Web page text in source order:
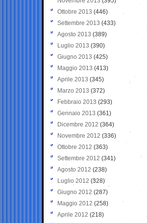
Ottobre 2013 (446)
Settembre 2013 (433)
Agosto 2013 (389)
Luglio 2013 (390)
Giugno 2013 (425)
Maggio 2013 (413)
Aprile 2013 (345)
Marzo 2013 (372)
Febbraio 2013 (293)
Gennaio 2013 (361)
Dicembre 2012 (364)
Novembre 2012 (336)
Ottobre 2012 (363)
Settembre 2012 (341)
Agosto 2012 (238)
Luglio 2012 (328)
Giugno 2012 (287)
Maggio 2012 (258)
Aprile 2012 (218)